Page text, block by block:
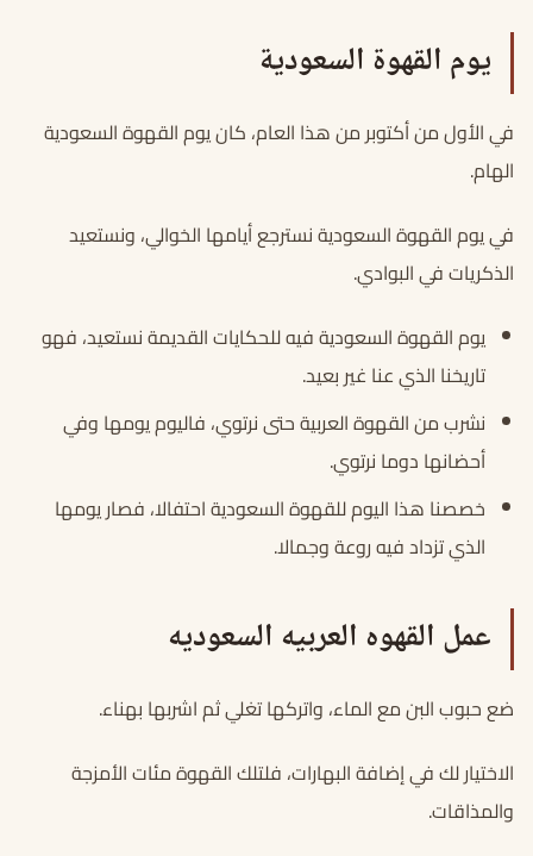
يوم القهوة السعودية
في الأول من أكتوبر من هذا العام، كان يوم القهوة السعودية
الهام.
في يوم القهوة السعودية نسترجع أيامها الخوالي، ونستعيد
الذكريات في البوادي.
يوم القهوة السعودية فيه للحكايات القديمة نستعيد، فهو
تاريخنا الذي عنا غير بعيد.
نشرب من القهوة العربية حتى نرتوي، فاليوم يومها وفي
أحضانها دوما نرتوي.
خصصنا هذا اليوم للقهوة السعودية احتفالا، فصار يومها
الذي تزداد فيه روعة وجمالا.
عمل القهوه العربيه السعوديه
ضع حبوب البن مع الماء، واتركها تغلي ثم اشربها بهناء.
الاختيار لك في إضافة البهارات، فلتلك القهوة مئات الأمزجة
والمذاقات.